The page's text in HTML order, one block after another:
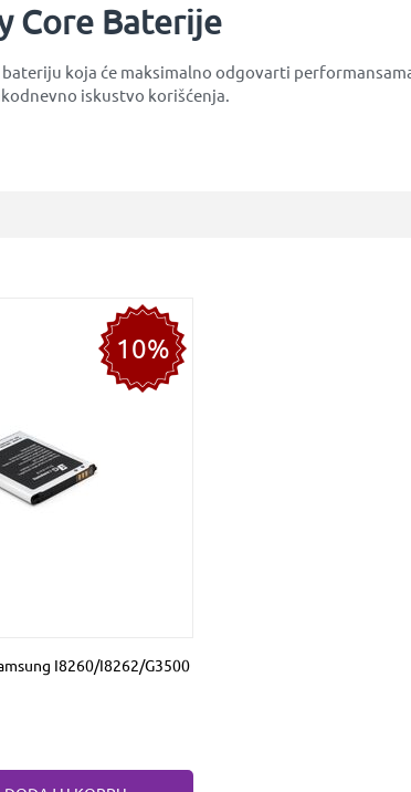
Core Baterije
koja će maksimalno odgovarti
iskustvo korišćenja.
10%
I8260/I8262/G3500